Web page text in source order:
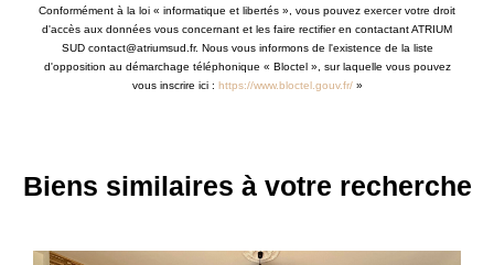
Conformément à la loi « informatique et libertés », vous pouvez exercer votre droit
d'accès aux données vous concernant et les faire rectifier en contactant ATRIUM
SUD contact@atriumsud.fr. Nous vous informons de l'existence de la liste
d'opposition au démarchage téléphonique « Bloctel », sur laquelle vous pouvez
vous inscrire ici : https://www.bloctel.gouv.fr/»
Biens similaires à votre recherche